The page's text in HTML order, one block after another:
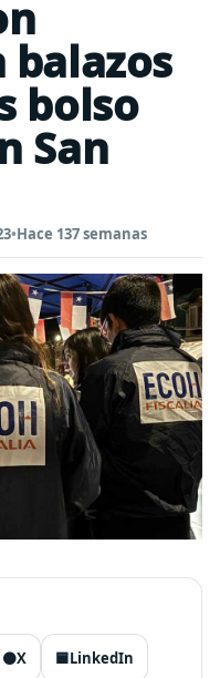
balazos
bolso
San
•Hace 137 semanas
⚫X 🟦LinkedIn